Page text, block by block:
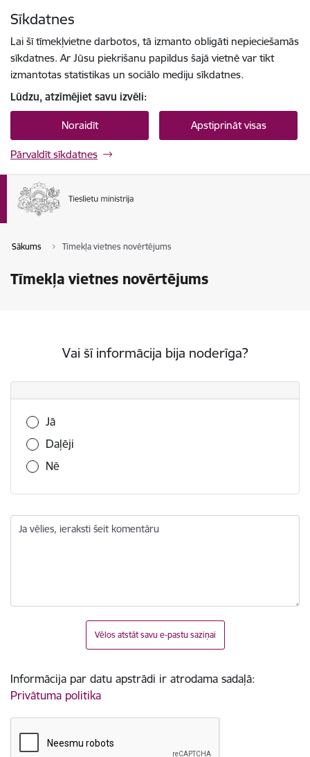
Sīkdatnes
Lai šī tīmekļvietne darbotos, tā izmanto obligāti nepieciešamās
sīkdatnes. Ar Jūsu piekrišanu papildus šajā vietnē var tikt
izmantotas statistikas un sociālo mediju sīkdatnes.
Lūdzu, atzīmējiet savu izvēli:
Noraidīt Apstiprināt visas
Pārvaldīt sīkdatnes
Sākums Tīmekļa vietnes novērtējums
Tīmekļa vietnes novērtējums
Vai šī informācija bija noderīga?
Vai šī informācija bija noderīga?
Jā
Daļēji
Nē
Ja vēlies, ieraksti šeit komentāru
Vēlos atstāt savu e-pastu saziņai
Informācija par datu apstrādi ir atrodama sadaļā:
Privātuma politika